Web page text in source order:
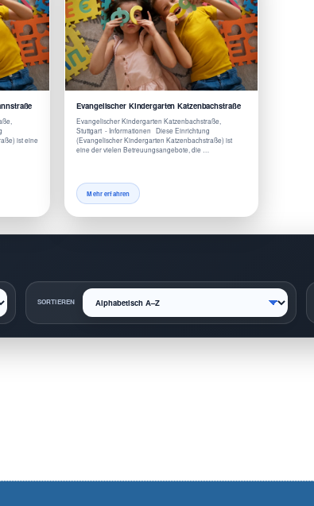
ist eine
Evangelischer Kindergarten Katzenbachstraße
Evangelischer Kindergarten Katzenbachstraße,
Stuttgart - Informationen Diese Einrichtung
(Evangelischer Kindergarten Katzenbachstraße) ist
eine der vielen Betreuungsangebote, die …
Mehr erfahren
SORTIEREN